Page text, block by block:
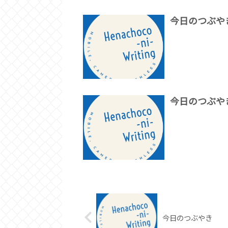
今日のつぶや
今日のつぶや
今日のつぶやき